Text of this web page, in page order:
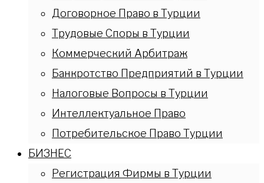
Договорное Право в Турции
Трудовые Споры в Турции
Коммерческий Арбитраж
Банкротство Предприятий в Турции
Налоговые Вопросы в Турции
Интеллектуальное Право
Потребительское Право Турции
БИЗНЕС
Регистрация Фирмы в Турции